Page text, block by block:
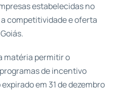
estabelecidas no
competitividade e oferta
matéria permitir o
de incentivo
em 31 de dezembro